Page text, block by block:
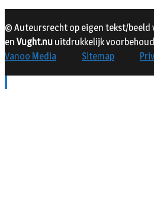
© Auteursrecht op eigen tekst/beeld
en Vught.nu uitdrukkelijk
Vanoo Media
Sitemap